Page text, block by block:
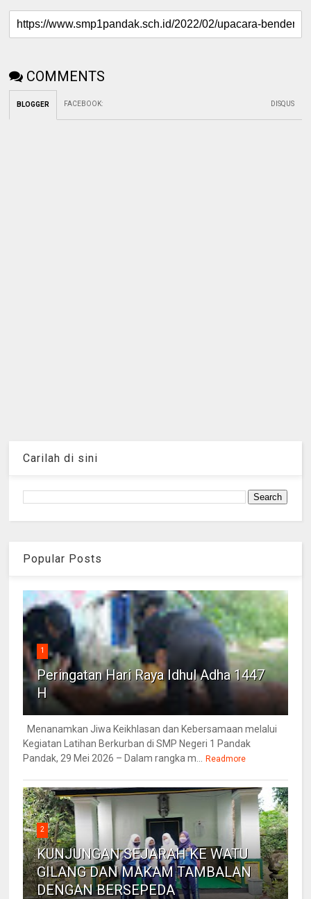
COMMENTS
BLOGGER FACEBOOK: DISQUS
Carilah di sini
Popular Posts
1
Peringatan Hari Raya Idhul Adha 1447
H
Menanamkan Jiwa Keikhlasan dan Kebersamaan melalui
Kegiatan Latihan Berkurban di SMP Negeri 1 Pandak
Pandak, 29 Mei 2026 – Dalam rangka m...
Readmore
2
KUNJUNGAN SEJARAH KE WATU
GILANG DAN MAKAM TAMBALAN
DENGAN BERSEPEDA